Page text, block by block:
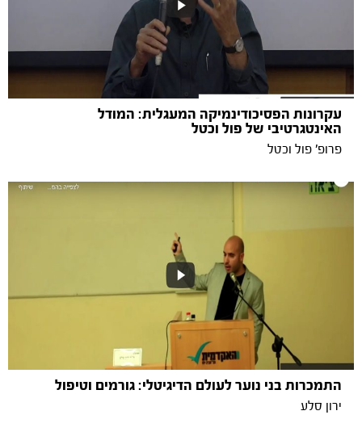
עקרונות הפסיכודינמיקה המעגלית: המודל
האינטגרטיבי של פול וכטל
פרופ' פול וכטל
התמכרות בני נוער לעולם הדיגיטלי: גורמים וטיפול
ירון סלע